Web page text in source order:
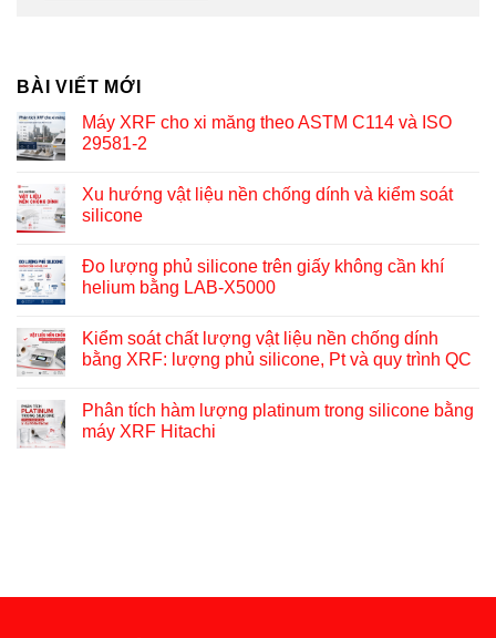
BÀI VIẾT MỚI
Máy XRF cho xi măng theo ASTM C114 và ISO
29581-2
Xu hướng vật liệu nền chống dính và kiểm soát
silicone
Đo lượng phủ silicone trên giấy không cần khí
helium bằng LAB-X5000
Kiểm soát chất lượng vật liệu nền chống dính
bằng XRF: lượng phủ silicone, Pt và quy trình QC
Phân tích hàm lượng platinum trong silicone bằng
máy XRF Hitachi